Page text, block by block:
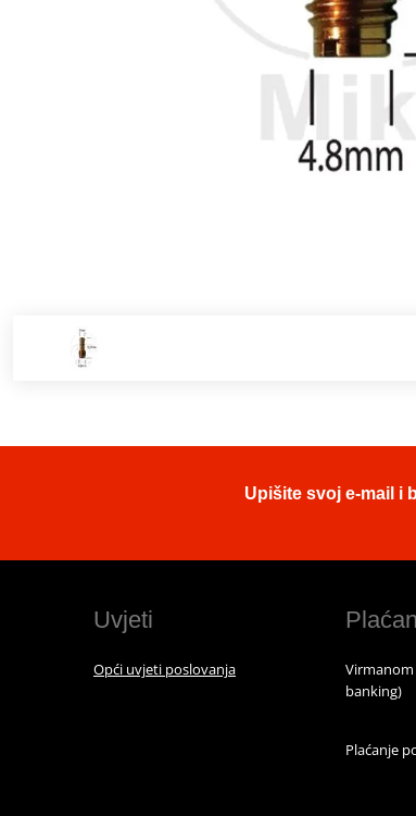
Upišite svoj e-mail i
Uvjeti
Opći uvjeti poslovanja
banking)
Plaćanje